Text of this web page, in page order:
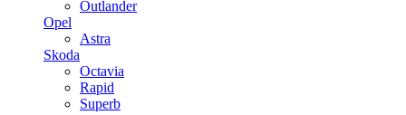
Outlander
Opel
Astra
Skoda
Octavia
Rapid
Superb